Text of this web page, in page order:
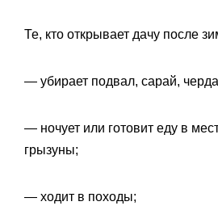
Те, кто открывает дачу после
— убирает подвал, сарай,
— ночует или готовит еду в
грызуны;
— ходит в походы;